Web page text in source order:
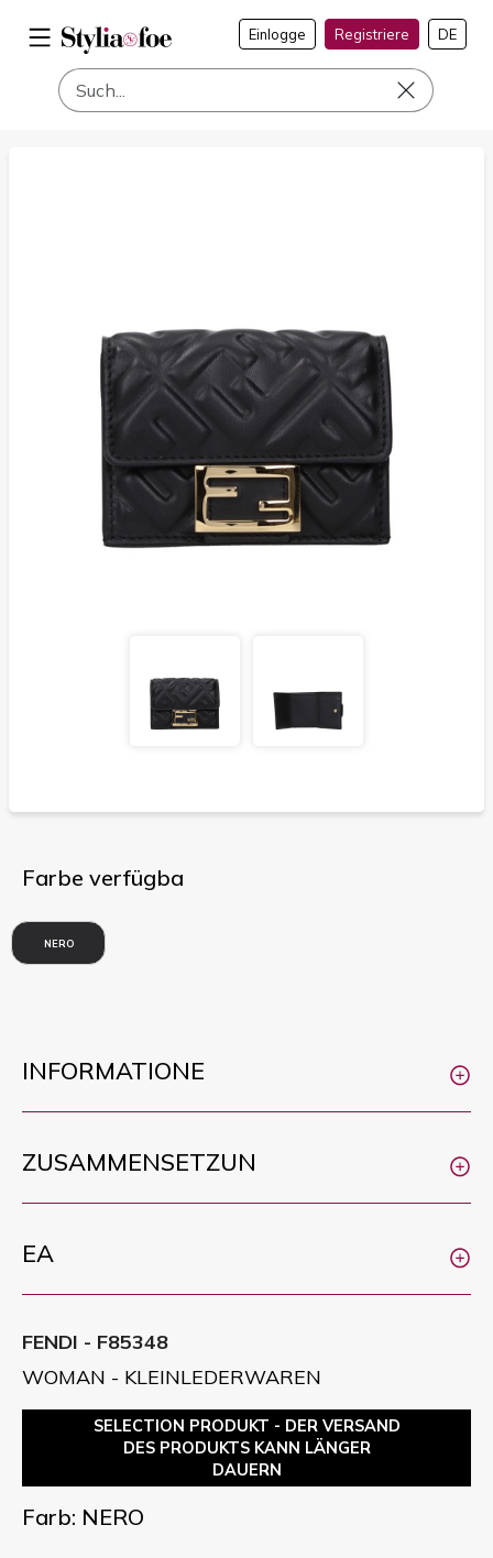
Einlogge Registriere DE
Farbe verfügba
NERO
INFORMATIONE
ZUSAMMENSETZUN
EA
FENDI - F85348
WOMAN - KLEINLEDERWAREN
SELECTION PRODUKT - DER VERSAND
DES PRODUKTS KANN LÄNGER
DAUERN
Farb: NERO